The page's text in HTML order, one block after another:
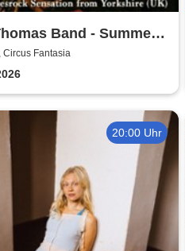
Band - Summer
Circus Fantasia
20:00 Uhr